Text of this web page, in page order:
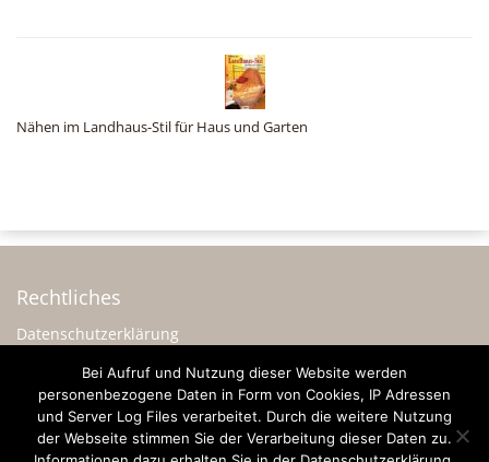
Nähen im Landhaus-Stil für Haus und Garten
Rechtliches
Datenschutzerklärung
Impressum
Sonstiges
Werbung
Bei Aufruf und Nutzung dieser Website werden
personenbezogene Daten in Form von Cookies, IP Adressen
und Server Log Files verarbeitet. Durch die weitere Nutzung
der Webseite stimmen Sie der Verarbeitung dieser Daten zu.